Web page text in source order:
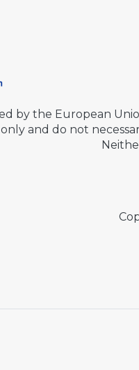
by the European
and do not